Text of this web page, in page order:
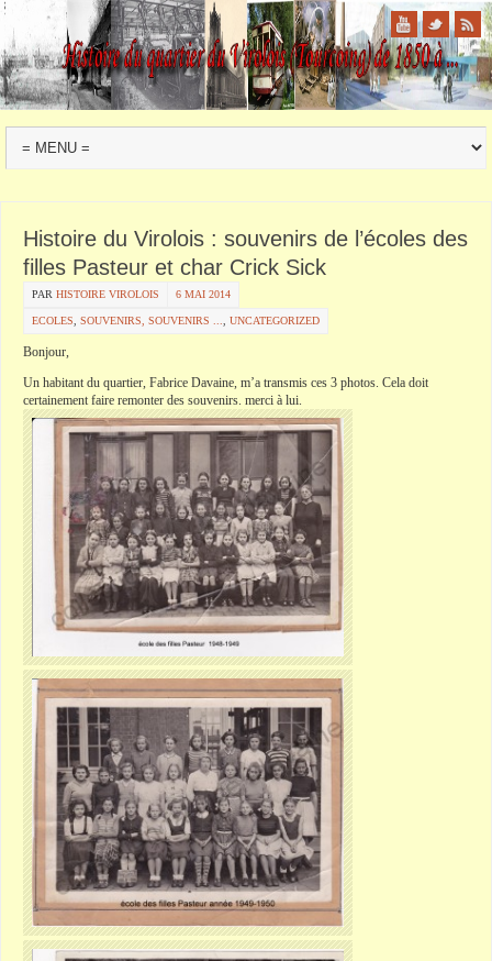
Histoire du Virolois : souvenirs de l’écoles des
filles Pasteur et char Crick Sick
PAR HISTOIRE VIROLOIS 6 MAI 2014
ECOLES SOUVENIRS, SOUVENIRS ... UNCATEGORIZED
Bonjour,
Un habitant du quartier, Fabrice Davaine, m’a transmis ces 3 photos. Cela doit
certainement faire remonter des souvenirs. merci à lui.